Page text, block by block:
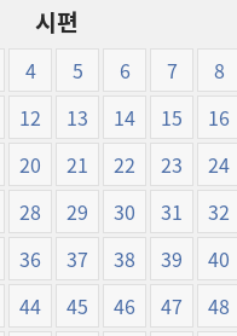
시편
4 5 6 7
8
12 13 14 15
16
20 21 22 23
24
28 29 30 31
32
36 37 38 39
40
44 45 46 47
48